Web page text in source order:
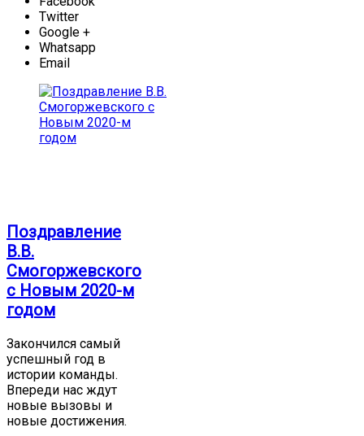
Twitter
Google +
Whatsapp
Email
Поздравление
В.В.
Смогоржевского
с Новым 2020-м
годом
Закончился самый
успешный год в
истории команды.
Впереди нас ждут
новые вызовы и
новые достижения.